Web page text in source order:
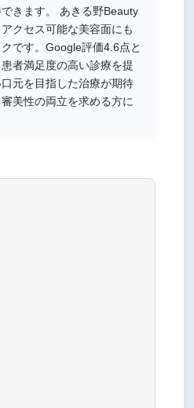
きます。 あきる野Beauty
クセス可能な美容面にも
です。Google評価4.6点と
者満足度の高い診療を提
元を目指した治療が期待
美性の両立を求める方に